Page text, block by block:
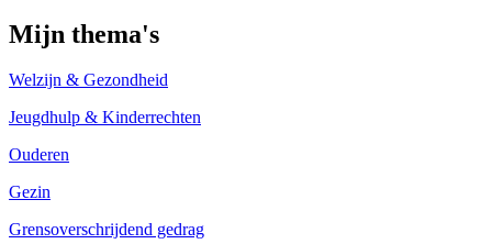
Mijn thema's
Welzijn & Gezondheid
Jeugdhulp & Kinderrechten
Ouderen
Gezin
Grensoverschrijdend gedrag